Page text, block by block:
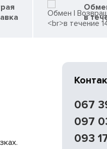
в
067
097
093